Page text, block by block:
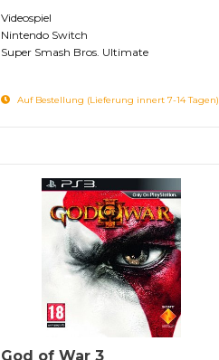
Videospiel
Nintendo Switch
Super Smash Bros. Ultimate
Auf Bestellung (Lieferung innert 7-14 Tagen)
God of War 3